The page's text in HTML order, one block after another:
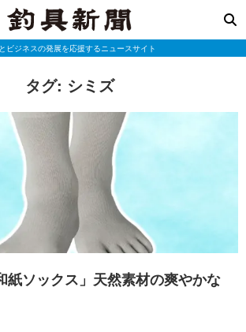
ビジネスの発展を応援するニュースサイト
タグ: シミズ
紙ソックス」天然素材の爽やかな